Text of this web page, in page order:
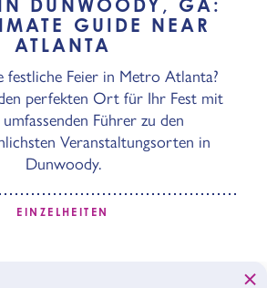
DUNWOODY, GA:
GUIDE NEAR
ATLANTA
festliche Feier in Metro Atlanta?
perfekten Ort für Ihr Fest mit
Führer zu den
Veranstaltungsorten in
Dunwoody.
EINZELHEITEN